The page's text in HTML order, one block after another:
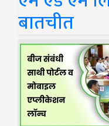
बातचीत